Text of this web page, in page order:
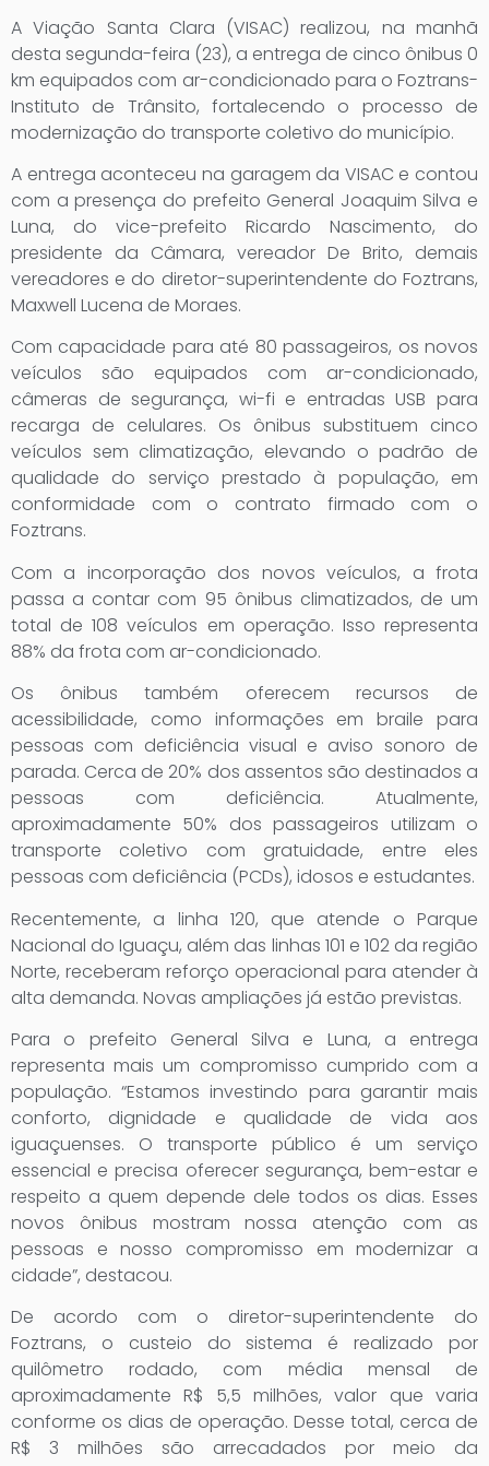
A Viação Santa Clara (VISAC) realizou, na manhã
desta segunda-feira (23), a entrega de cinco ônibus 0
km equipados com ar-condicionado para o Foztrans-
Instituto de Trânsito, fortalecendo o processo de
modernização do transporte coletivo do município.
A entrega aconteceu na garagem da VISAC e contou
com a presença do prefeito General Joaquim Silva e
Luna, do vice-prefeito Ricardo Nascimento, do
presidente da Câmara, vereador De Brito, demais
vereadores e do diretor-superintendente do Foztrans,
Maxwell Lucena de Moraes.
Com capacidade para até 80 passageiros, os novos
veículos são equipados com ar-condicionado,
câmeras de segurança, wi-fi e entradas USB para
recarga de celulares. Os ônibus substituem cinco
veículos sem climatização, elevando o padrão de
qualidade do serviço prestado à população, em
conformidade com o contrato firmado com o
Foztrans.
Com a incorporação dos novos veículos, a frota
passa a contar com 95 ônibus climatizados, de um
total de 108 veículos em operação. Isso representa
88% da frota com ar-condicionado.
Os ônibus também oferecem recursos de
acessibilidade, como informações em braile para
pessoas com deficiência visual e aviso sonoro de
parada. Cerca de 20% dos assentos são destinados a
pessoas com deficiência. Atualmente,
aproximadamente 50% dos passageiros utilizam o
transporte coletivo com gratuidade, entre eles
pessoas com deficiência (PCDs), idosos e estudantes.
Recentemente, a linha 120, que atende o Parque
Nacional do Iguaçu, além das linhas 101 e 102 da região
Norte, receberam reforço operacional para atender à
alta demanda. Novas ampliações já estão previstas.
Para o prefeito General Silva e Luna, a entrega
representa mais um compromisso cumprido com a
população. “Estamos investindo para garantir mais
conforto, dignidade e qualidade de vida aos
iguaçuenses. O transporte público é um serviço
essencial e precisa oferecer segurança, bem-estar e
respeito a quem depende dele todos os dias. Esses
novos ônibus mostram nossa atenção com as
pessoas e nosso compromisso em modernizar a
cidade”, destacou.
De acordo com o diretor-superintendente do
Foztrans, o custeio do sistema é realizado por
quilômetro rodado, com média mensal de
aproximadamente R$ 5,5 milhões, valor que varia
conforme os dias de operação. Desse total, cerca de
R$ 3 milhões são arrecadados por meio da